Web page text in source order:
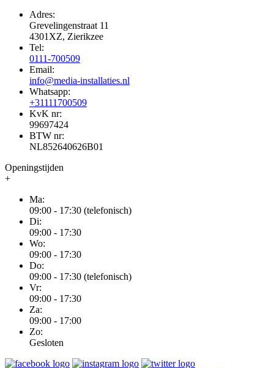
Adres:
Grevelingenstraat 11
4301XZ, Zierikzee
Tel:
0111-700509
Email:
info@media-installaties.nl
Whatsapp:
+31111700509
KvK nr:
99697424
BTW nr:
NL852640626B01
Openingstijden
+
Ma:
09:00 - 17:30 (telefonisch)
Di:
09:00 - 17:30
Wo:
09:00 - 17:30
Do:
09:00 - 17:30 (telefonisch)
Vr:
09:00 - 17:30
Za:
09:00 - 17:00
Zo:
Gesloten